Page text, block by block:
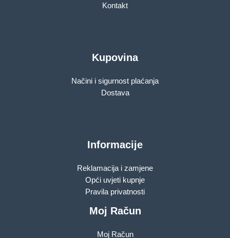
Kontakt
Kupovina
Načini i sigurnost plaćanja
Dostava
Informacije
Reklamacija i zamjene
Opći uvjeti kupnje
Pravila privatnosti
Moj Račun
Moj Račun